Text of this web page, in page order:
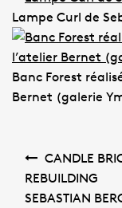
Lampe Curl de
Banc Forest
Bernet (galerie
CANDLE
REBUILDING
SEBASTIAN